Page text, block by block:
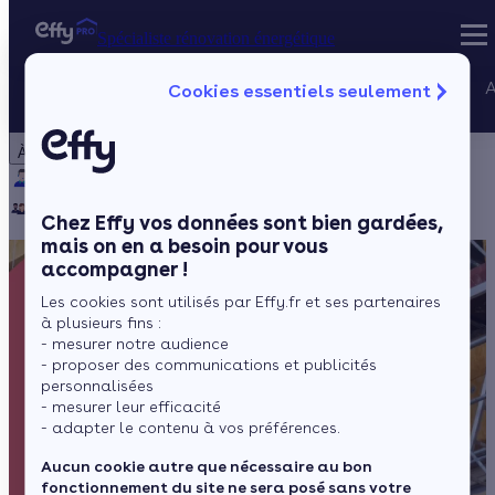
Cookies essentiels seulement
Chez Effy vos données sont bien gardées,
mais on en a besoin pour vous
accompagner !
Les cookies sont utilisés par Effy.fr et ses partenaires
à plusieurs fins :
- mesurer notre audience
- proposer des communications et publicités
personnalisées
- mesurer leur efficacité
- adapter le contenu à vos préférences.
Aucun cookie autre que nécessaire au bon
fonctionnement du site ne sera posé sans votre
À propos
Notre équipe
Rejoignez-nous Presse
Spécialiste rénovation énergétique Nos services
Spécialiste rénovation énergétique